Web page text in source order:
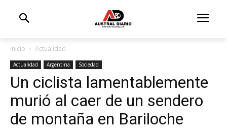
Inicio Actualidad
Actualidad Argentina Sociedad
Un ciclista lamentablemente
murió al caer de un sendero
de montaña en Bariloche